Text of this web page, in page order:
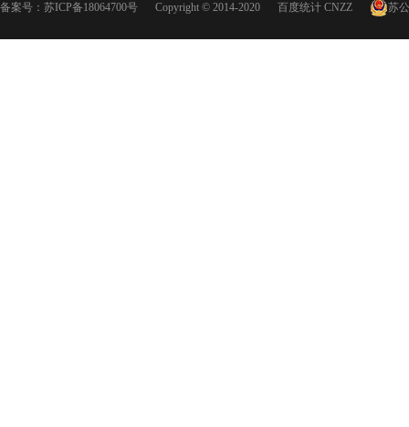
备案号： 苏ICP备18064700号 Copyright © 2014-2020 百度统计 CNZZ 苏